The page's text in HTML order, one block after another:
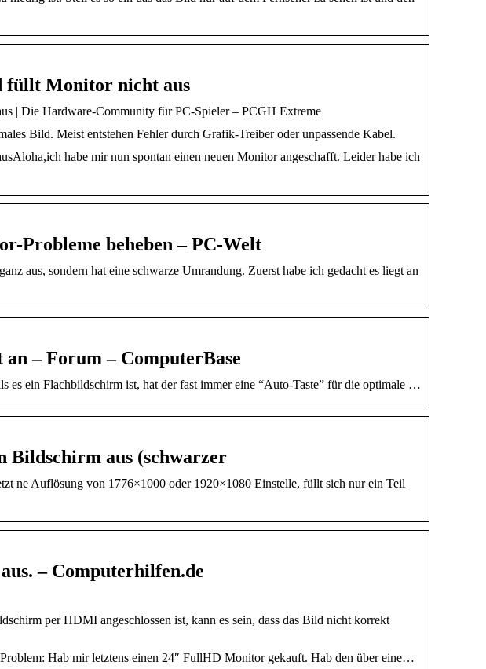
füllt Monitor nicht aus
| Die Hardware-Community für PC-Spieler – PCGH Extreme
Bild. Meist entstehen Fehler durch Grafik-Treiber oder unpassende Kabel.
habe mir nun spontan einen neuen Monitor angeschafft. Leider habe ich
Probleme beheben – PC-Welt
aus, sondern hat eine schwarze Umrandung. Zuerst habe ich gedacht es liegt an
– Forum – ComputerBase
es ein Flachbildschirm ist, hat der fast immer eine “Auto-Taste” für die optimale …
Bildschirm aus (schwarzer
ne Auflösung von 1776×1000 oder 1920×1080 Einstelle, füllt sich nur ein Teil
– Computerhilfen.de
per HDMI angeschlossen ist, kann es sein, dass das Bild nicht korrekt
Hab mir letztens einen 24″ FullHD Monitor gekauft. Hab den über eine…